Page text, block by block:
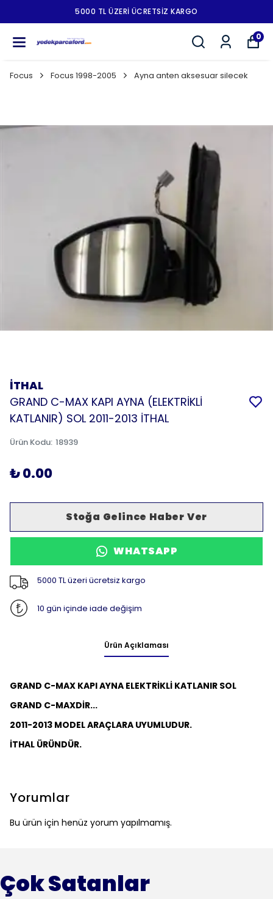
5000 TL ÜZERI ÜCRETSIZ KARGO
0
Focus Focus 1998-2005 Ayna anten aksesuar silecek
İTHAL
GRAND C-MAX KAPI AYNA (ELEKTRİKLİ
KATLANIR) SOL 2011-2013 İTHAL
Ürün Kodu: 18939
₺ 0.00
Stoğa Gelince Haber Ver
WHATSAPP
5000 TL üzeri ücretsiz kargo
10 gün içinde iade değişim
Ürün Açıklaması
GRAND C-MAX KAPI AYNA ELEKTRİKLİ KATLANIR SOL
GRAND C-MAXDİR...
2011-2013 MODEL ARAÇLARA UYUMLUDUR.
İTHAL ÜRÜNDÜR.
Yorumlar
Bu ürün için henüz yorum yapılmamış.
Çok Satanlar